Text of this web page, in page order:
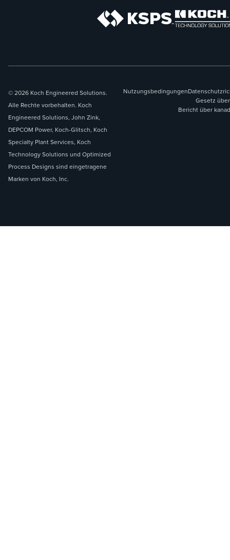
© 2026 Koch Engineered Solutions.
Alle Rechte vorbehalten. Koch
Engineered Solutions, John Zink,
DEPCOM Power, Koch-Glitsch, Koch
Specialty Plant Services, Koch
Technology Solutions und Optimized
Process Designs sind eingetragene
Marken von Koch, Inc.
Nutzungsbedingungen
Gesetz
Bericht über